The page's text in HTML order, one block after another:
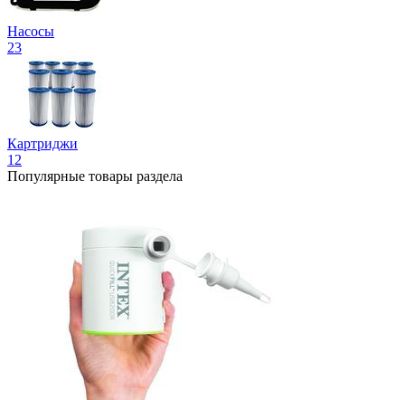
Насосы
23
Картриджи
12
Популярные товары раздела